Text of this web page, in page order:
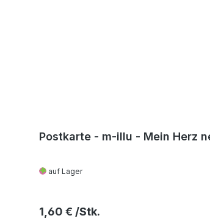
Postkarte - m-illu - Mein Herz
auf Lager
Regulärer Preis:
1,60 €